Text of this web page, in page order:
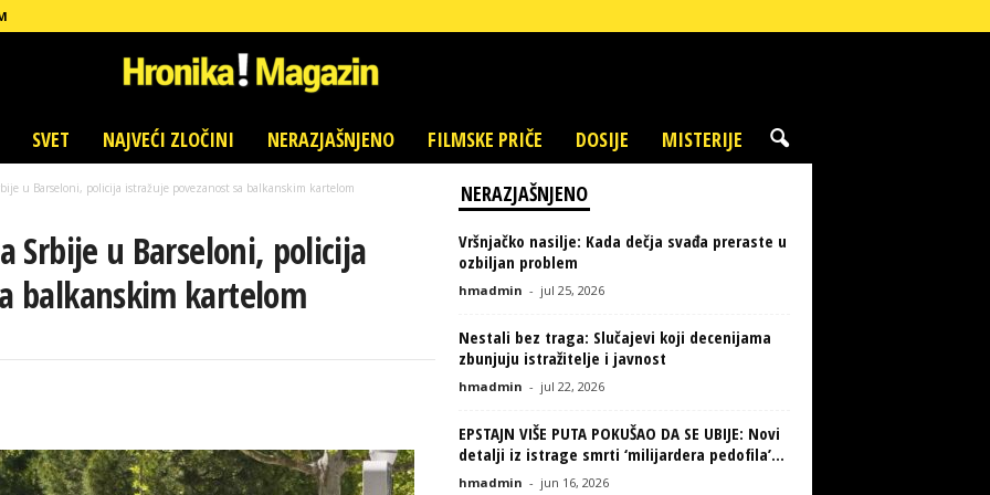
SVET NAJVEĆI ZLOČINI NERAZJAŠNJENO FILMSKE PRIČE DOSIJE MISTERIJE
u Barseloni, policija istražuje povezanost sa balkanskim kartelom
Srbije u Barseloni, policija
balkanskim kartelom
NERAZJAŠNJENO
Vršnjačko nasilje: Kada dečja svađa preraste u
ozbiljan problem
hmadmin - jul 25, 2026
Nestali bez traga: Slučajevi koji decenijama
zbunjuju istražitelje i javnost
hmadmin - jul 22, 2026
EPSTAJN VIŠE PUTA POKUŠAO DA SE UBIJE: Novi
detalji iz istrage smrti ‘milijardera pedofila’...
hmadmin - jun 16, 2026